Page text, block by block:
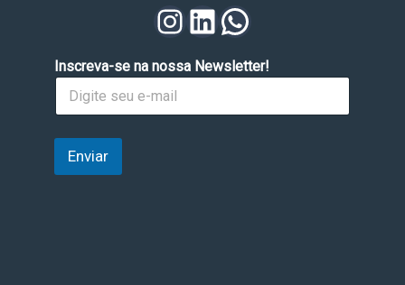
Instagram
LinkedIn
WhatsApp
Inscreva-se na nossa Newsletter!
Enviar